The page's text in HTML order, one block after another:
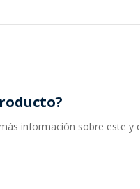
información sobre este y